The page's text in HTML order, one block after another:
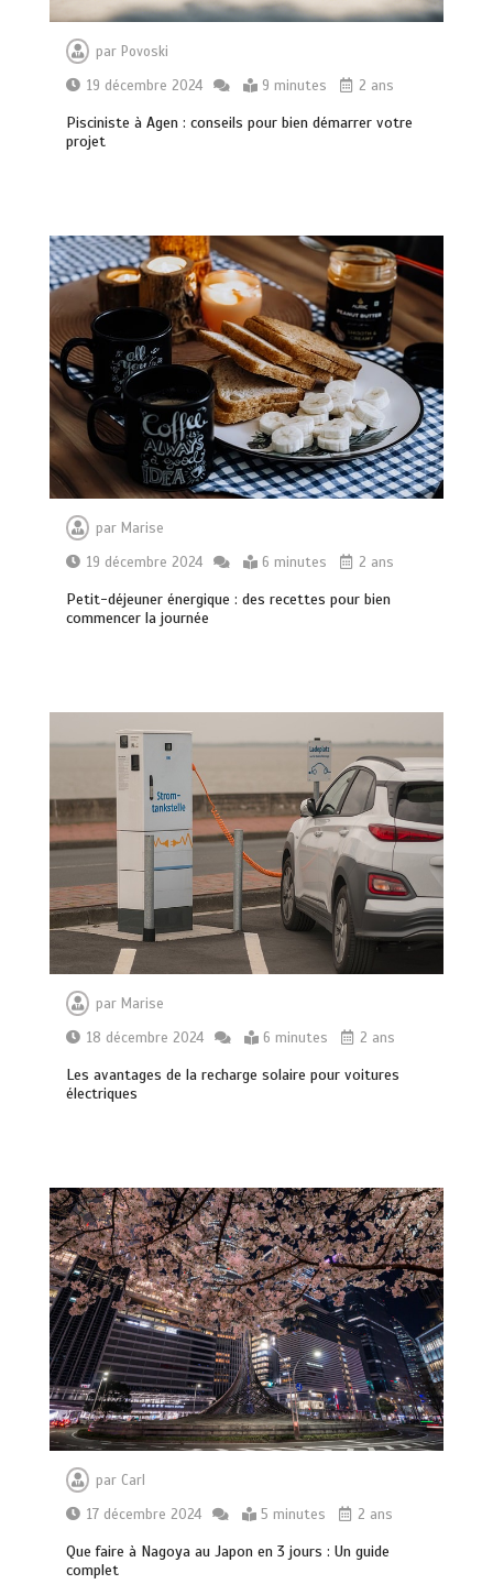
parPovoski
19 décembre 2024
9 minutes 2 ans
Pisciniste à Agen : conseils pour bien démarrer votre
projet
par Marise
19 décembre 2024
6 minutes 2 ans
Petit-déjeuner énergique : des recettes pour bien
commencer la journée
par Marise
18 décembre 2024
6 minutes 2 ans
Les avantages de la recharge solaire pour voitures
électriques
par Carl
17 décembre 2024
5 minutes 2 ans
Que faire à Nagoya au Japon en 3 jours : Un guide
complet